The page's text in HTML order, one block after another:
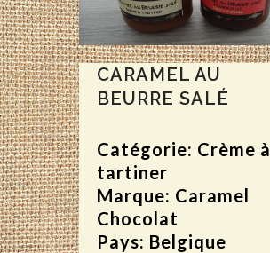
CARAMEL AU
BEURRE SALÉ
Catégorie: Crème à
tartiner
Marque: Caramel
Chocolat
Pays: Belgique